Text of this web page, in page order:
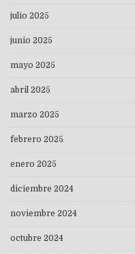
julio 2025
junio 2025
mayo 2025
abril 2025
marzo 2025
febrero 2025
enero 2025
diciembre 2024
noviembre 2024
octubre 2024